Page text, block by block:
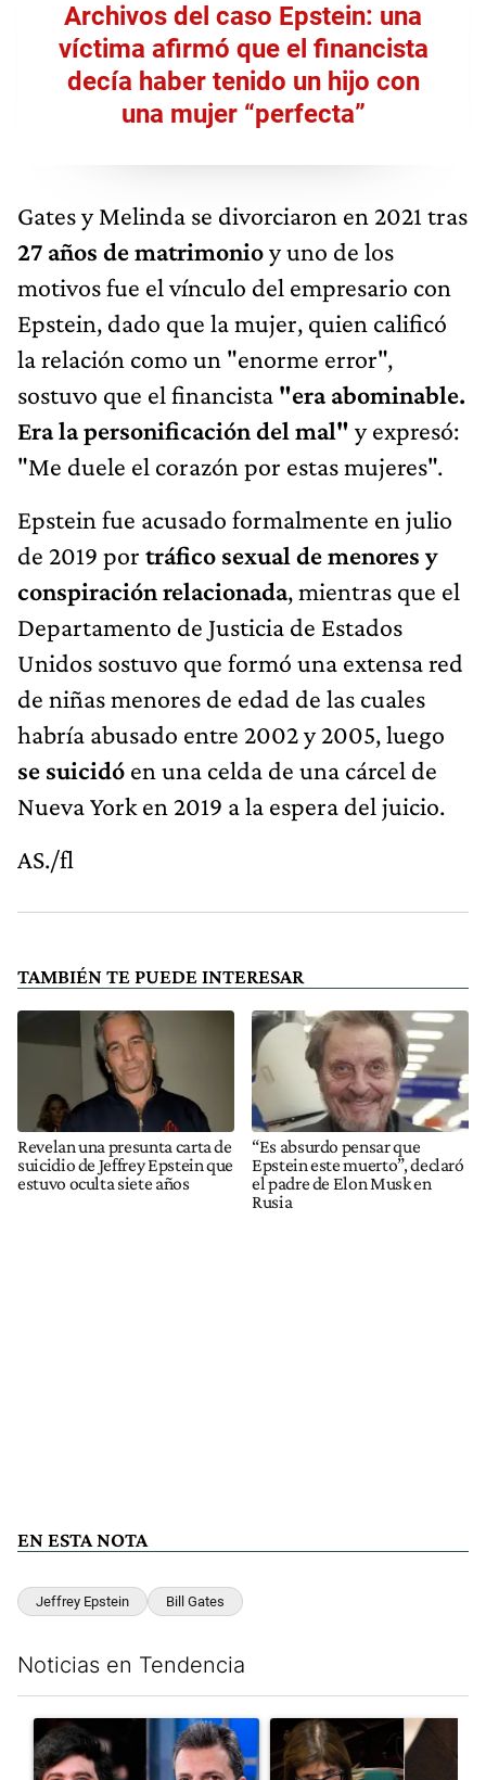
Archivos del caso Epstein: una
víctima afirmó que el financista
decía haber tenido un hijo con
una mujer “perfecta”
Gates y Melinda se divorciaron en 2021 tras
27 años de matrimonioy uno de los
motivos fue el vínculo del empresario con
Epstein, dado que la mujer, quien calificó
la relación como un "enorme error",
sostuvo que el financista "era abominable.
Era la personificación del mal" y expresó:
"Me duele el corazón por estas mujeres".
Epstein fue acusado formalmente en julio
de 2019 por tráfico sexual de menores y
conspiración relacionada, mientras que el
Departamento de Justicia de Estados
Unidos sostuvo que formó una extensa red
de niñas menores de edad de las cuales
habría abusado entre 2002 y 2005, luego
se suicidó en una celda de una cárcel de
Nueva York en 2019 a la espera del juicio.
AS./fl
TAMBIÉN TE PUEDE INTERESAR
Revelan una presunta carta de
suicidio de Jeffrey Epstein que
estuvo oculta siete años
“Es absurdo pensar que
Epstein este muerto”, declaró
el padre de Elon Musk en
Rusia
EN ESTA NOTA
Jeffrey Epstein Bill Gates
Noticias en Tendencia
Un artículo de tendencia con el título "Los gobernadores
Un artículo de tendencia con